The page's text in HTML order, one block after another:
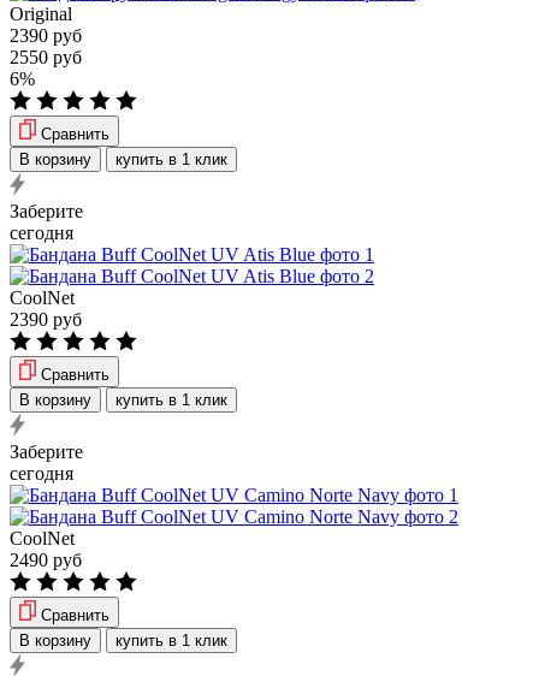
Original
2390 руб
2550 руб
6%
Сравнить
В корзину
купить в 1 клик
Заберите
сегодня
CoolNet
2390 руб
Сравнить
В корзину
купить в 1 клик
Заберите
сегодня
CoolNet
2490 руб
Сравнить
В корзину
купить в 1 клик